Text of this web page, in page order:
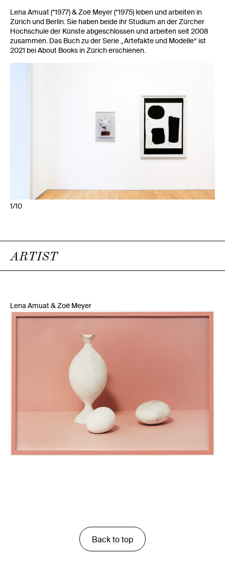
Lena Amuat (*1977) & Zoë Meyer (*1975) leben und arbeiten in
Zürich und Berlin. Sie haben beide ihr Studium an der Zürcher
Hochschule der Künste abgeschlossen und arbeiten seit 2008
zusammen. Das Buch zu der Serie „Artefakte und Modelle“ ist
2021 bei About Books in Zürich erschienen.
1/10
ARTIST
Lena Amuat & Zoë Meyer
Back to top